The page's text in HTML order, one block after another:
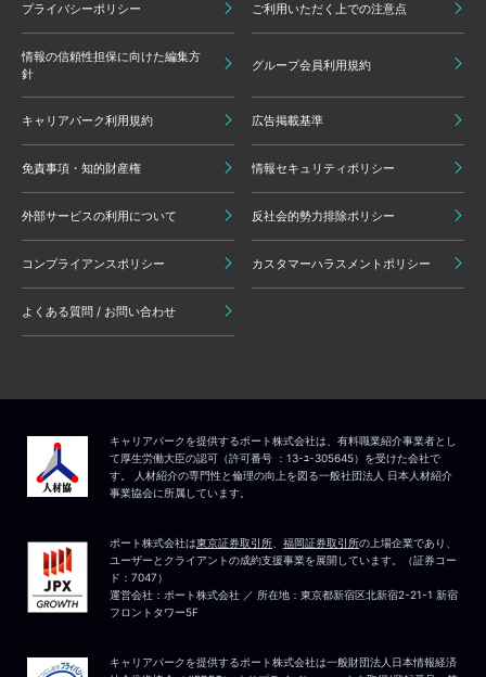
プライバシーポリシー ご利用いただく上での注意点
情報の信頼性担保に向けた編集方
針
グループ会員利用規約
キャリアパーク利用規約 広告掲載基準
免責事項・知的財産権 情報セキュリティポリシー
外部サービスの利用について 反社会的勢力排除ポリシー
コンプライアンスポリシー カスタマーハラスメントポリシー
よくある質問 / お問い合わせ